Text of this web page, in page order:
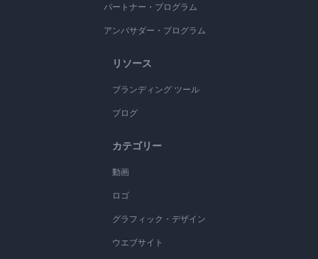
パートナー・プログラム
アンバサダー・プログラム
リソース
ブランディング ツール
ブログ
カテゴリー
動画
ロゴ
グラフィック・デザイン
ウエブサイト